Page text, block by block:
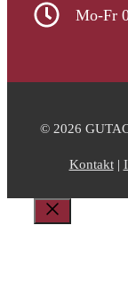
Mo-Fr
© 2026
Kontakt|
Schließen